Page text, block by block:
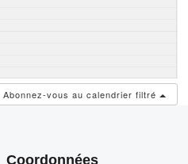
Abonnez-vous au calendrier filtré
Coordonnées